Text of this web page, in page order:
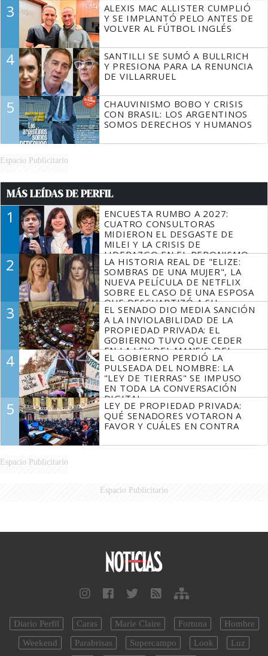
3
ALEXIS MAC ALLISTER CUMPLIÓ
Y SE IMPLANTÓ PELO ANTES DE
VOLVER AL FÚTBOL INGLÉS
4
SANTILLI SE SUMÓ A BULLRICH
Y PRESIONA PARA LA RENUNCIA
DE VILLARRUEL
5
CHAUVINISMO BOBO Y CRISIS
CON BRASIL: LOS ARGENTINOS
SOMOS DERECHOS Y HUMANOS
Espacio Publicitario
MÁS LEÍDAS DE PERFIL
1
ENCUESTA RUMBO A 2027:
CUATRO CONSULTORAS
MIDIERON EL DESGASTE DE
MILEI Y LA CRISIS DE
LIDERAZGO EN EL PERONISMO
2
LA HISTORIA REAL DE "ELIZE:
SOMBRAS DE UNA MUJER", LA
NUEVA PELÍCULA DE NETFLIX
SOBRE EL CASO DE UNA ESPOSA
QUE DESCUARTIZÓ A SU
MARIDO
3
EL SENADO DIO MEDIA SANCIÓN
A LA INVIOLABILIDAD DE LA
PROPIEDAD PRIVADA: EL
GOBIERNO TUVO QUE CEDER
EN LA LEY DEL MANEJO DEL
FUEGO
4
EL GOBIERNO PERDIÓ LA
PULSEADA DEL NOMBRE: LA
"LEY DE TIERRAS" SE IMPUSO
EN TODA LA CONVERSACIÓN
DIGITAL
5
LEY DE PROPIEDAD PRIVADA:
QUÉ SENADORES VOTARON A
FAVOR Y CUÁLES EN CONTRA
Espacio Publicitario
Espacio Publicitario
Diario Perfil Caras Marie Claire Fortuna
Hombre
Weekend
Parabrisas Supercampo Look Luz